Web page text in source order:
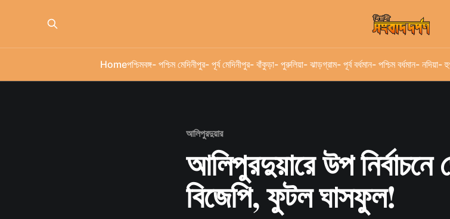
Homeপশ্চিমবঙ্গ- পশ্চিম মেদিনীপুর- পূর্ব মেদিনীপুর- বাঁকুড়া- পুরুলিয়া- ঝাড়গ্রাম- পূর্ব বর্ধমান- পশ্চিম বর্ধমান- নদিয়া-
আলিপুরদুয়ার
আলিপুরদুয়ারে উপ
বিজেপি, ফুটল ঘাসফুল!